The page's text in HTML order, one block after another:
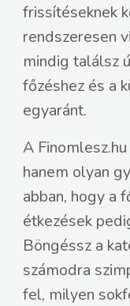
frissítéseknek
rendszeresen
mindig találsz
főzéshez és a
egyaránt.
A
hanem olyan
abban, hogy a
étkezések
Böngéssz a
számodra
fel, milyen